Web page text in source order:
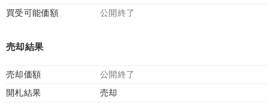
買受可能価額
公開終了
売却結果
売却価額
公開終了
開札結果
売却